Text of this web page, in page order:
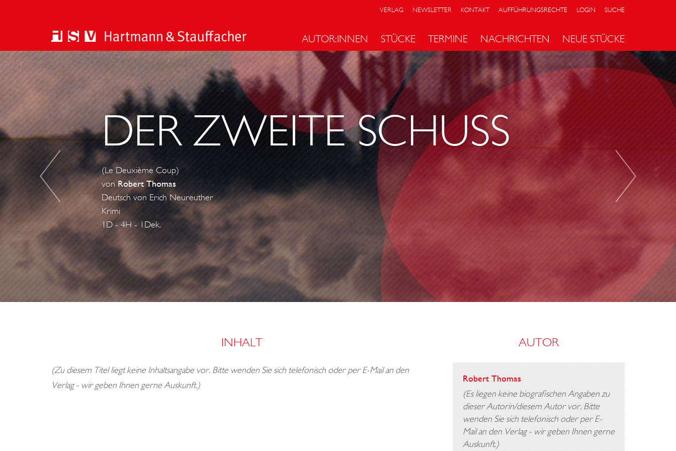
VERLAG NEWSLETTER KONTAKT AUFFÜHRUNGSRECHTE LOGIN SUCHE
AUTOR:INNEN STÜCKE TERMINE NACHRICHTEN
NEUE STÜCKE
L
A
B
A
R
A
K
A
D
E
I
T
E
S
C
H
U
S
DER ZWEITE SCHUSS
(Le Deuxième Coup)
von Robert Thomas
Deutsch von Erich Neureuther
Krimi
1D - 4H - 1Dek.
INHALT
(Zu diesem Titel liegt keine Inhaltsangabe vor. Bitte wenden Sie sich telefonisch oder per E-Mail an den
Verlag - wir geben Ihnen gerne Auskunft.)
AUTOR
Robert Thomas
(Es liegen keine biografischen Angaben zu
dieser Autorin/diesem Autor vor. Bitte
wenden Sie sich telefonisch oder per E-
Mail an den Verlag - wir geben Ihnen gerne
Auskunft.)